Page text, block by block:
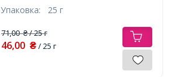
Упаковка: 25 г
71,00₴/ 25 г
46,00 ₴/ 25 г